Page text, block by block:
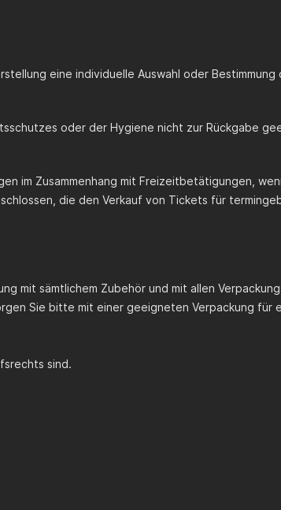
eine individuelle Auswahl oder Bestimmung
oder der Hygiene nicht zur Rückgabe
im Zusammenhang mit Freizeitbetätigungen,
die den Verkauf von Tickets für
mit sämtlichem Zubehör und mit allen
Sie bitte mit einer geeigneten Verpackung für
sind.